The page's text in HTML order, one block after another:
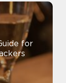
for